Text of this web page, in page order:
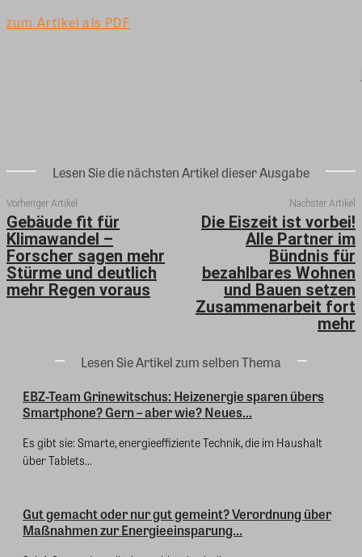
zum Artikel als PDF
Lesen Sie die nächsten Artikel dieser Ausgabe
Vorheriger Artikel
Gebäude fit für
Klimawandel –
Forscher sagen mehr
Stürme und deutlich
mehr Regen voraus
Nächster Artikel
Die Eiszeit ist vorbei!
Alle Partner im
Bündnis für
bezahlbares Wohnen
und Bauen setzen
Zusammenarbeit fort
mehr
Lesen Sie Artikel zum selben Thema
EBZ-Team Grinewitschus: Heizenergie sparen übers
Smartphone? Gern – aber wie? Neues...
Es gibt sie: Smarte, energieeffiziente Technik, die im Haushalt
über Tablets...
Gut gemacht oder nur gut gemeint? Verordnung über
Maßnahmen zur Energieeinsparung...